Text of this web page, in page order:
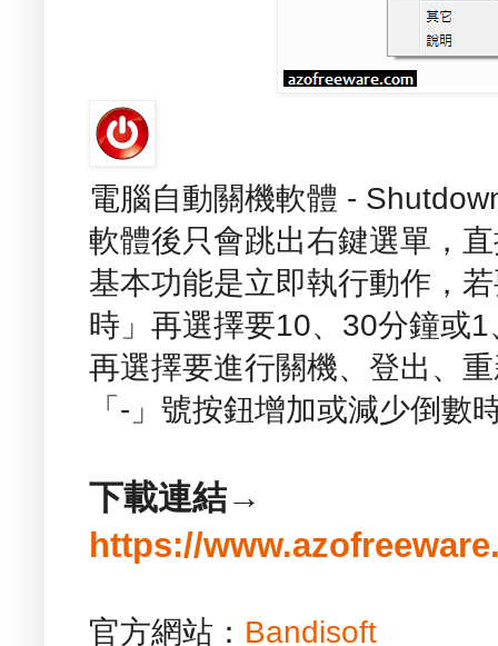
電腦自動關機軟體 -
軟體後只會跳出右鍵選單，
基本功能是立即執行動作，
時」再選擇要10、30分鐘或
再選擇要進行關機、登出、
「-」號按鈕增加或減少倒數
下載連結→
https://
官方網站： Bandisoft